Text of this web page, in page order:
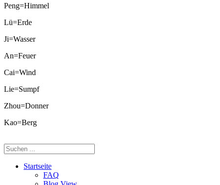
Peng=Himmel
Lü=Erde
Ji=Wasser
An=Feuer
Cai=Wind
Lie=Sumpf
Zhou=Donner
Kao=Berg
Startseite
FAQ